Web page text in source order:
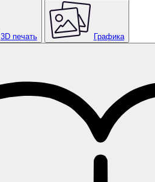
3D печать Графика